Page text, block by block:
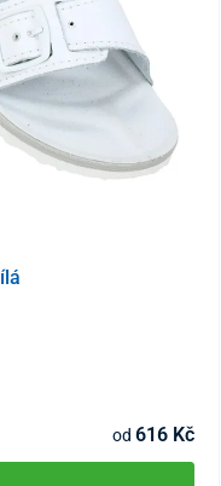
od 616 Kč